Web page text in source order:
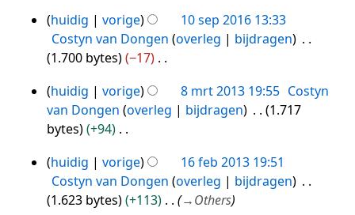
n
a
t
t
i
g
10
sep
2016
huidig vorige
10 sep 2016 13:33
Costyn van Dongen overleg
bijdragen
1.700 bytes
−17
e
e
n
e
w
e
8
mrt
2013
huidig vorige 8 mrt 2013 19:55 Costyn
van Dongen overleg bijdragen
1.717
bytes
+94
e
n
16
feb
huidig vorige
16 feb 2013 19:51
Costyn van Dongen overleg
bijdragen
1.623 bytes
+113 →Others